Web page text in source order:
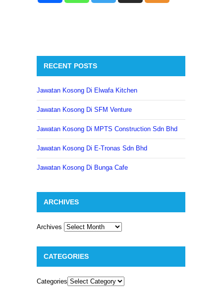
RECENT POSTS
Jawatan Kosong Di Elwafa Kitchen
Jawatan Kosong Di SFM Venture
Jawatan Kosong Di MPTS Construction Sdn Bhd
Jawatan Kosong Di E-Tronas Sdn Bhd
Jawatan Kosong Di Bunga Cafe
ARCHIVES
Archives
CATEGORIES
Categories